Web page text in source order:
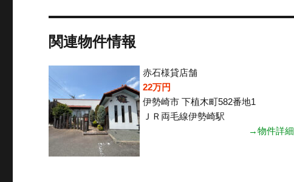
関連物件情報
赤石様貸店舗
22万円
伊勢崎市 下植木町582番地1
ＪＲ両毛線伊勢崎駅
→物件詳細